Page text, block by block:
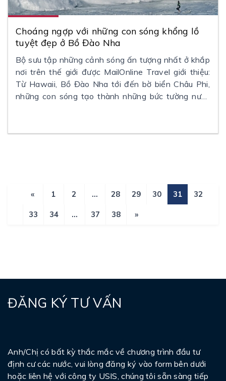
Choáng ngợp với những con sóng khổng lồ
tuyệt đẹp ở Bồ Đào Nha
Bộ sưu tập những cảnh sóng ấn tượng nhất ở khắp
nơi trên thế giới được MailOnline Travel giới thiệu:
Từ Hawaii, Bồ Đào Nha tới đến bờ biển Châu Phi,
những con sóng tạo thành những bức tường nước
« 1 2 ... 28 29 30 31 32
33 34 ... 37 38 »
ĐĂNG KÝ TƯ VẤN
Anh/Chị có bất kỳ thắc mắc về chương trình đầu tư
định cư các nước, vui lòng đăng ký vào form bên dưới
hoặc liên hệ với công ty USIS, chúng tôi sẵn sàng tiếp